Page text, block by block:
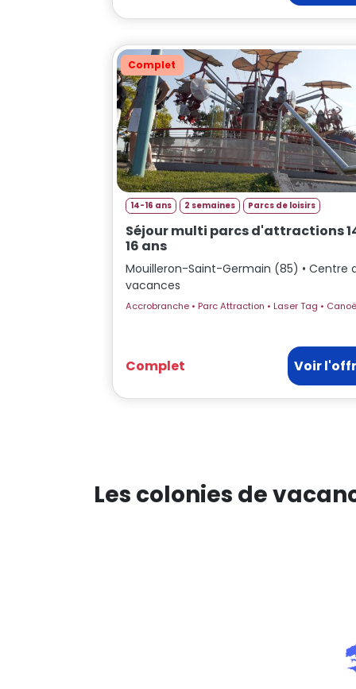
Complet
14-16 ans 2 semaines Parcs de loisirs
Séjour multi parcs d'attractions
16 ans
Mouilleron-Saint-Germain (85) • Centre
vacances
Accrobranche • Parc Attraction • Laser Tag • Canoë
Complet Voir
Les colonies de